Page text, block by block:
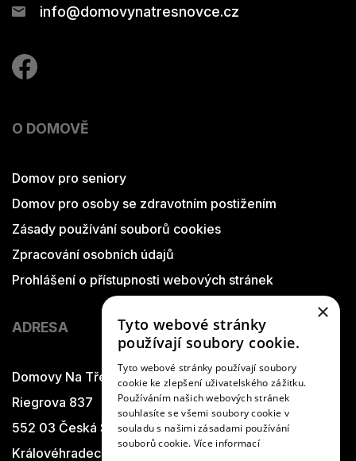
info@domovynatresnovce.cz
O DOMOVĚ
Domov pro seniory
Domov pro osoby se zdravotním postižením
Zásady používání souborů cookies
Zpracování osobních údajů
Prohlášení o přístupnosti webových stránek
ADRESA
Domovy Na Třešňovce
Riegrova 837
552 03 Česká Skalice
Královéhradecký kraj
×
Tyto webové stránky
používají soubory cookie.
Tyto webové stránky používají soubory
cookie ke zlepšení uživatelského zážitku.
Používáním našich webových stránek
souhlasíte se všemi soubory cookie v
souladu s našimi zásadami používání
souborů cookie. Více informací